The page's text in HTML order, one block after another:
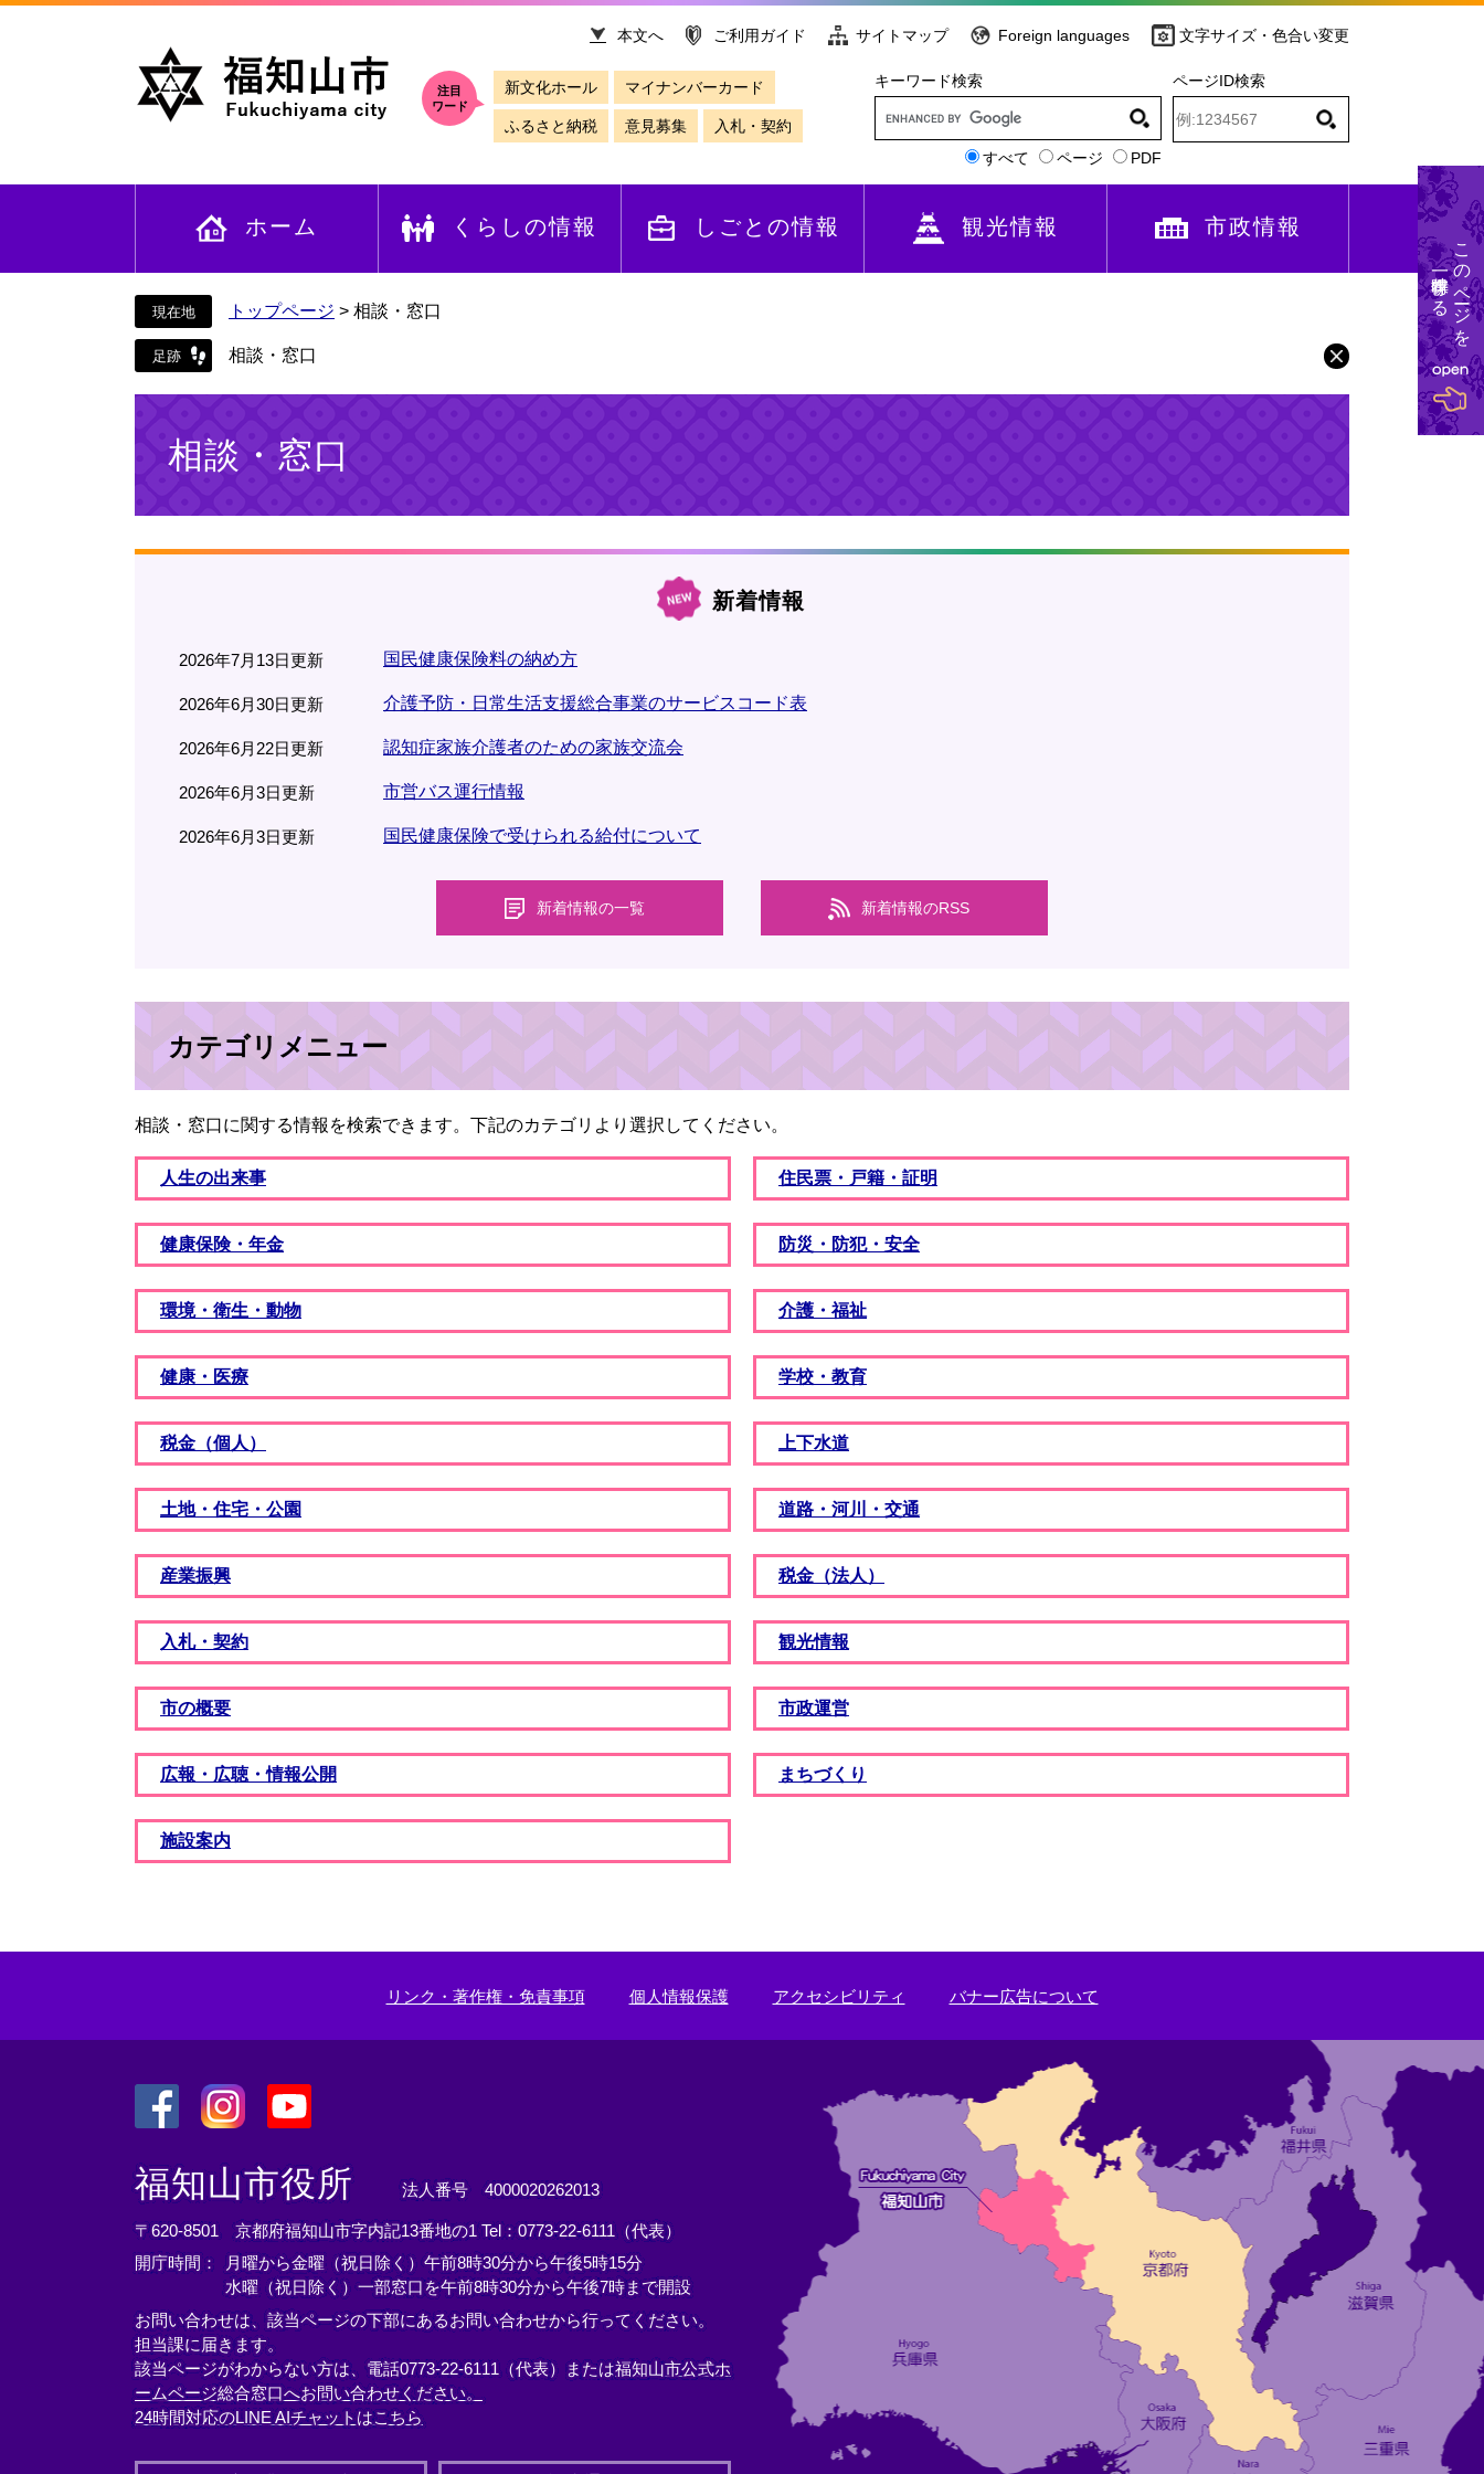
文
本文へ ご利用ガイド サイトマップ Foreign languages 文字サイズ・色合い変更
注目
ワード
新文化ホール マイナンバーカード
ふるさと納税 意見募集 入札・契約
キーワード検索
すべて ページ PDF
ページID検索
ホーム くらしの情報 しごとの情報 観光情報 市政情報
トップページ > 相談・窓口
相談・窓口
相談・窓口
新着情報
2026年7月13日更新 国民健康保険料の納め方
2026年6月30日更新 介護予防・日常生活支援総合事業のサービスコード表
2026年6月22日更新 認知症家族介護者のための家族交流会
2026年6月3日更新 市営バス運行情報
2026年6月3日更新 国民健康保険で受けられる給付について
新着情報の一覧 新着情報のRSS
カテゴリメニュー
相談・窓口に関する情報を検索できます。下記のカテゴリより選択してください。
人生の出来事 住民票・戸籍・証明
健康保険・年金 防災・防犯・安全
環境・衛生・動物 介護・福祉
健康・医療 学校・教育
税金（個人） 上下水道
土地・住宅・公園 道路・河川・交通
産業振興 税金（法人）
入札・契約 観光情報
市の概要 市政運営
広報・広聴・情報公開 まちづくり
施設案内
リンク・著作権・免責事項 個人情報保護 アクセシビリティ バナー広告について
外
部
リ
ン
ク
外
部
リ
ン
ク
外
部
リ
ン
ク
＞
福知山市役所 法人番号 4000020262013
〒620-8501 京都府福知山市字内記13番地の1 Tel：0773-22-6111（代表）
開庁時間： 月曜から金曜（祝日除く）午前8時30分から午後5時15分
水曜（祝日除く）一部窓口を午前8時30分から午後7時まで開設
お問い合わせは、該当ページの下部にあるお問い合わせから行ってください。
担当課に届きます。
該当ページがわからない方は、電話0773-22-6111（代表）または福知山市公式ホ
ームページ総合窓口へお問い合わせください。
24時間対応のLINE AIチャットはこちら
外
このページを
一時保存する